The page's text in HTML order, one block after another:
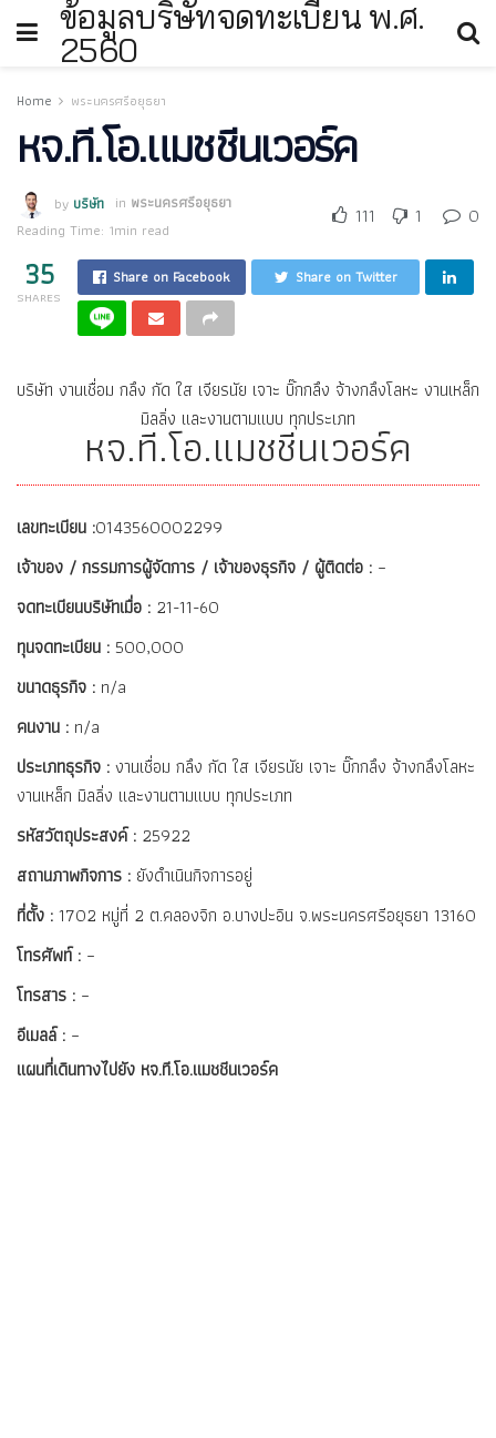
ข้อมูลบริษัทจดทะเบียน พ.ศ.
2560
Home พระนครศรีอยุธยา
หจ.ที.โอ.แมชชีนเวอร์ค
by บริษัท in พระนครศรีอยุธยา
Reading Time: 1min read
111 1 0
35
SHARES
Share on Facebook Share on Twitter
บริษัท งานเชื่อม กลึง กัด ใส เจียรนัย เจาะ บิ๊กกลึง จ้างกลึงโลหะ งานเหล็ก
มิลลิ่ง และงานตามแบบ ทุกประเภท
หจ.ที.โอ.แมชชีนเวอร์ค
เลขทะเบียน :0143560002299
เจ้าของ / กรรมการผู้จัดการ / เจ้าของธุรกิจ / ผู้ติดต่อ : –
จดทะเบียนบริษัทเมื่อ : 21-11-60
ทุนจดทะเบียน : 500,000
ขนาดธุรกิจ : n/a
คนงาน : n/a
ประเภทธุรกิจ : งานเชื่อม กลึง กัด ใส เจียรนัย เจาะ บิ๊กกลึง จ้างกลึงโลหะ
งานเหล็ก มิลลิ่ง และงานตามแบบ ทุกประเภท
รหัสวัตถุประสงค์ : 25922
สถานภาพกิจการ : ยังดำเนินกิจการอยู่
ที่ตั้ง : 1702 หมู่ที่ 2 ต.คลองจิก อ.บางปะอิน จ.พระนครศรีอยุธยา 13160
โทรศัพท์ : –
โทรสาร : –
อีเมลล์ : –
แผนที่เดินทางไปยัง หจ.ที.โอ.แมชชีนเวอร์ค